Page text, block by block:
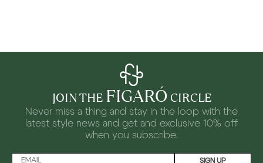
JOIN THE FIGARÓ CIRCLE
Never miss a thing and stay in the loop with the
latest style news and get and exclusive 10% off
when you subscribe.
SIGN UP